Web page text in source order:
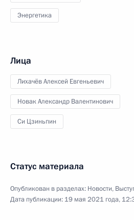
Энергетика
Лица
Лихачёв Алексей Евгеньевич
Новак Александр Валентинович
Си Цзиньпин
Статус материала
Опубликован в разделах: Новости,
Дата публикации: 19 мая 2021 года,